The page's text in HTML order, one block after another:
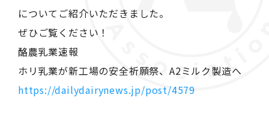
についてご紹介いただきました。
ぜひご覧ください！
酪農乳業速報
ホリ乳業が新工場の安全祈願祭、A2ミルク製造へ
https://dailydairynews.jp/post/4579